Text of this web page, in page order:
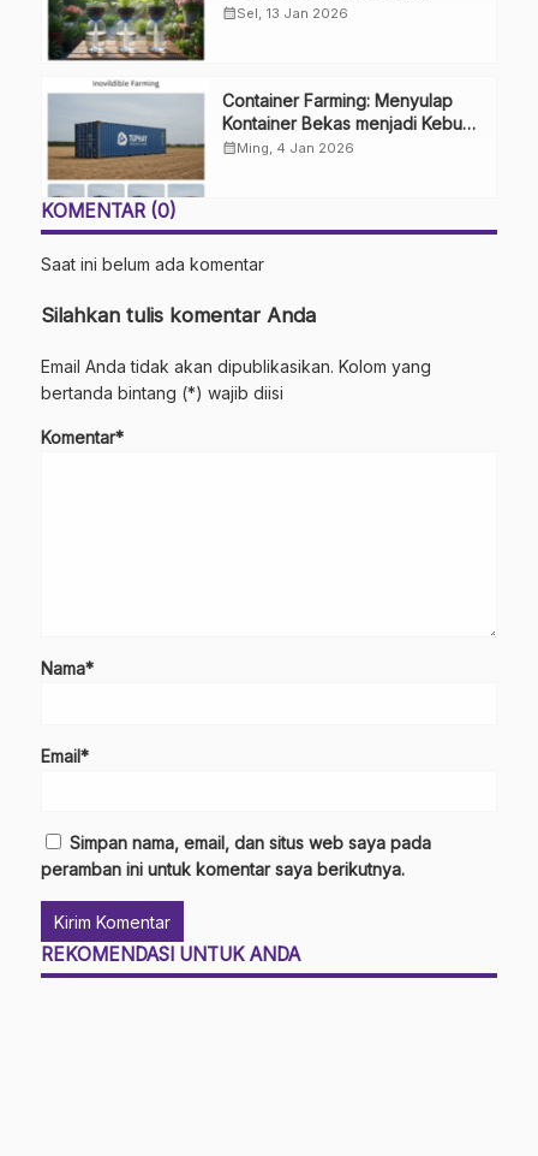
Rumahan
calendar_monthSel, 13 Jan 2026
Container Farming: Menyulap
Kontainer Bekas menjadi Kebun
Modern
calendar_monthMing, 4 Jan 2026
KOMENTAR (0)
Saat ini belum ada komentar
Silahkan tulis komentar Anda
Email Anda tidak akan dipublikasikan. Kolom yang
bertanda bintang (*) wajib diisi
Komentar*
Nama*
Email*
Simpan nama, email, dan situs web saya pada
peramban ini untuk komentar saya berikutnya.
REKOMENDASI UNTUK ANDA